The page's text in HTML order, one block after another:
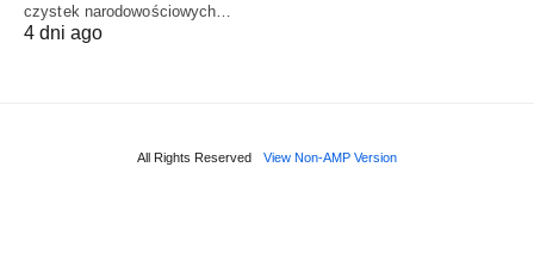
czystek narodowościowych…
4 dni ago
All Rights Reserved View Non-AMP Version